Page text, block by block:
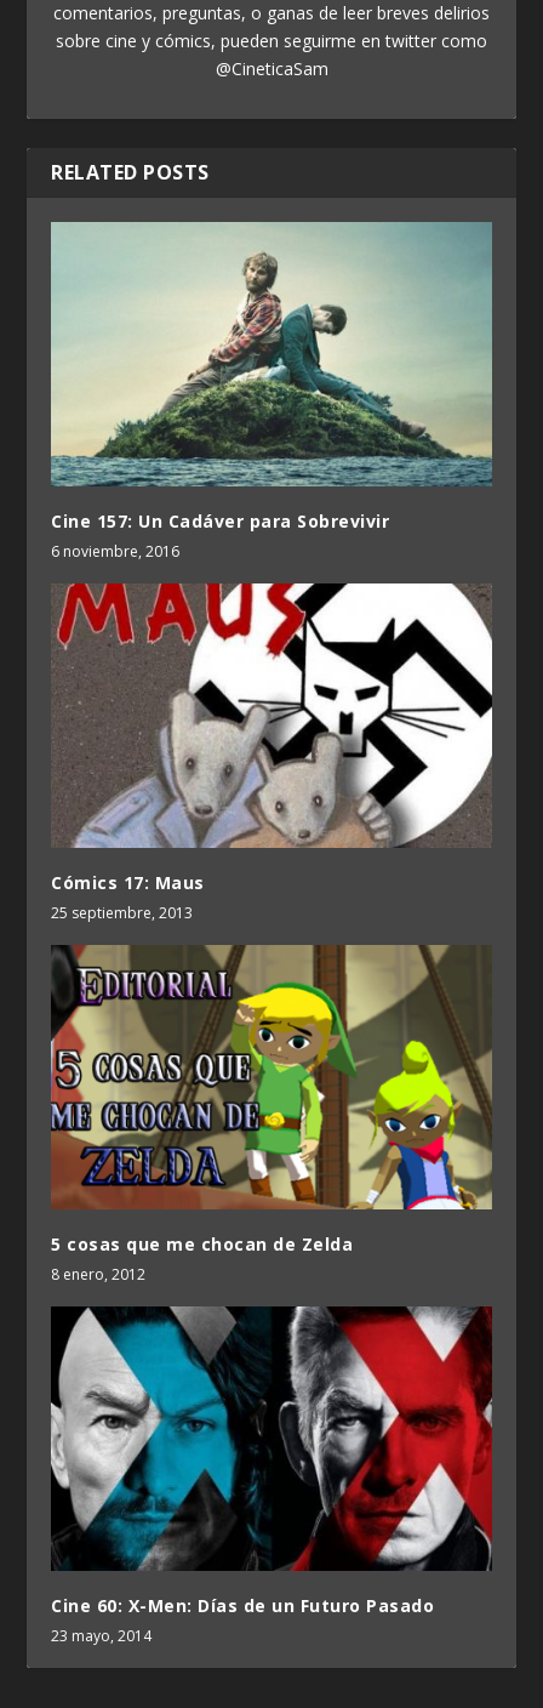
comentarios, preguntas, o ganas de leer breves delirios
sobre cine y cómics, pueden seguirme en twitter como
@CineticaSam
RELATED POSTS
Cine 157: Un Cadáver para Sobrevivir
6 noviembre, 2016
Cómics 17: Maus
25 septiembre, 2013
5 cosas que me chocan de Zelda
8 enero, 2012
Cine 60: X-Men: Días de un Futuro Pasado
23 mayo, 2014